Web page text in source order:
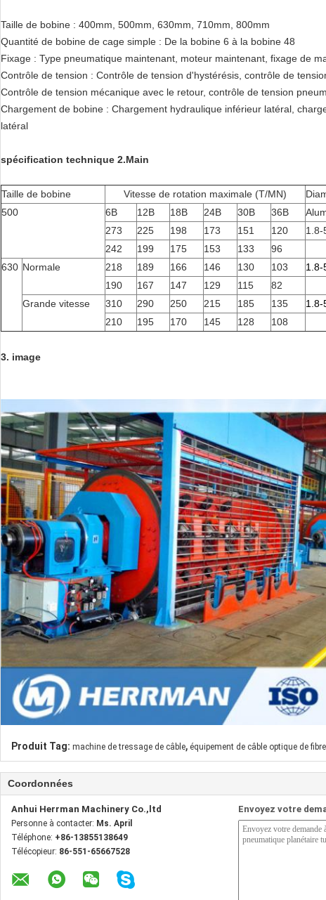
Taille de bobine : 400mm, 500mm, 630mm, 710mm, 800mm
Quantité de bobine de cage simple : De la bobine 6 à la bobine 48
Fixage : Type pneumatique maintenant, moteur maintenant, fixage de
Contrôle de tension : Contrôle de tension d'hystérésis, contrôle de
Contrôle de tension mécanique avec le retour, contrôle de tension
Chargement de bobine : Chargement hydraulique inférieur latéral,
latéral
spécification technique 2.Main
Taille de bobine Vitesse de rotation maximale (T/MN)
500
6B 12B 18B 24B 30B 36B
273
225 198 173 151 120
1.8-
242
199 175 153 133 96
630 Normale 218 189 166 146 130 103
1.8-
190
167 147 129 115 82
Grande vitesse
310 290 250 215 185 135
1.8-
210
195 170 145 128 108
3. image
Produit Tag: machine de tressage de câble, équipement de câble optique de fibre
Coordonnées
Anhui Herrman Machinery Co.,ltd
Personne à contacter: Ms. April
Téléphone: +86-13855138649
Télécopieur: 86-551-65667528
Envoyez votre